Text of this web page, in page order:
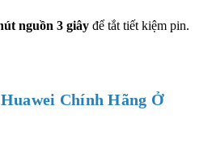
nguồn 3 giây để tắt tiết kiệm pin.
Chính Hãng Ở